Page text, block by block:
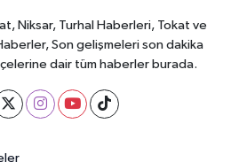
Niksar, Turhal Haberleri, Tokat ve
Son gelişmeleri son dakika
dair tüm haberler burada.